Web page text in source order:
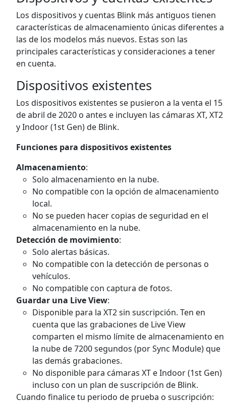
Los dispositivos y cuentas Blink más antiguos tienen
características de almacenamiento únicas diferentes a
las de los modelos más nuevos. Estas son las
principales características y consideraciones a tener
en cuenta.
Dispositivos existentes
Los dispositivos existentes se pusieron a la venta el 15
de abril de 2020 o antes e incluyen las cámaras XT, XT2
y Indoor (1st Gen) de Blink.
Funciones para dispositivos existentes
Almacenamiento:
Solo almacenamiento en la nube.
No compatible con la opción de almacenamiento
local.
No se pueden hacer copias de seguridad en el
almacenamiento en la nube.
Detección de movimiento:
Solo alertas básicas.
No compatible con la detección de personas o
vehículos.
No compatible con captura de fotos.
Guardar una Live View:
Disponible para la XT2 sin suscripción. Ten en
cuenta que las grabaciones de Live View
comparten el mismo límite de almacenamiento en
la nube de 7200 segundos (por Sync Module) que
las demás grabaciones.
No disponible para cámaras XT e Indoor (1st Gen)
incluso con un plan de suscripción de Blink.
Cuando finalice tu periodo de prueba o suscripción: